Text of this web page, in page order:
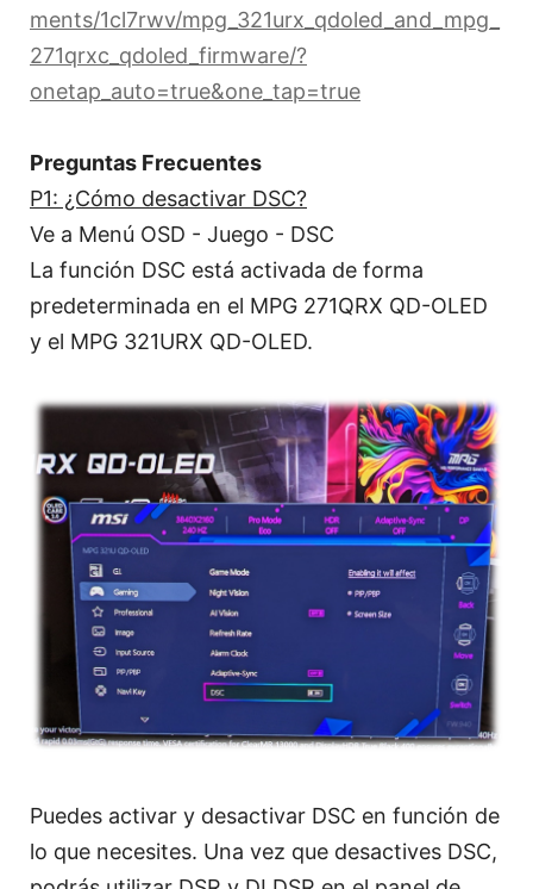
ments/1cl7rwv/mpg_321urx_qdoled_and_mpg_
271qrxc_qdoled_firmware/?
onetap_auto=true&one_tap=true
Preguntas Frecuentes
P1: ¿Cómo desactivar DSC?
Ve a Menú OSD - Juego - DSC
La función DSC está activada de forma
predeterminada en el MPG 271QRX QD-OLED
y el MPG 321URX QD-OLED.
Puedes activar y desactivar DSC en función de
lo que necesites. Una vez que desactives DSC,